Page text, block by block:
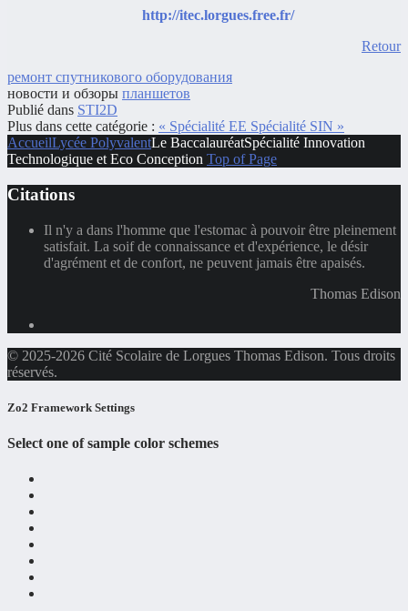
http://itec.lorgues.free.fr/
Retour
ремонт спутникового оборудования
новости и обзоры планшетов
Publié dans STI2D
Plus dans cette catégorie : « Spécialité EE Spécialité SIN »
AccueilLycée PolyvalentLe BaccalauréatSpécialité Innovation
Technologique et Eco Conception Top of Page
Citations
Il n'y a dans l'homme que l'estomac à pouvoir être pleinement
satisfait. La soif de connaissance et d'expérience, le désir
d'agrément et de confort, ne peuvent jamais être apaisés.
Thomas Edison
© 2025-2026 Cité Scolaire de Lorgues Thomas Edison. Tous droits
réservés.
Zo2 Framework Settings
Select one of sample color schemes